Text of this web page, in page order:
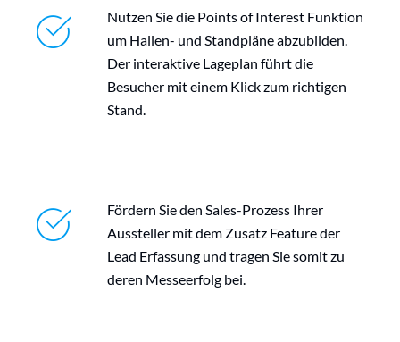
Nutzen Sie die Points of Interest Funktion
um Hallen- und Standpläne abzubilden.
Der interaktive Lageplan führt die
Besucher mit einem Klick zum richtigen
Stand.
Fördern Sie den Sales-Prozess Ihrer
Aussteller mit dem Zusatz Feature der
Lead Erfassung und tragen Sie somit zu
deren Messeerfolg bei.